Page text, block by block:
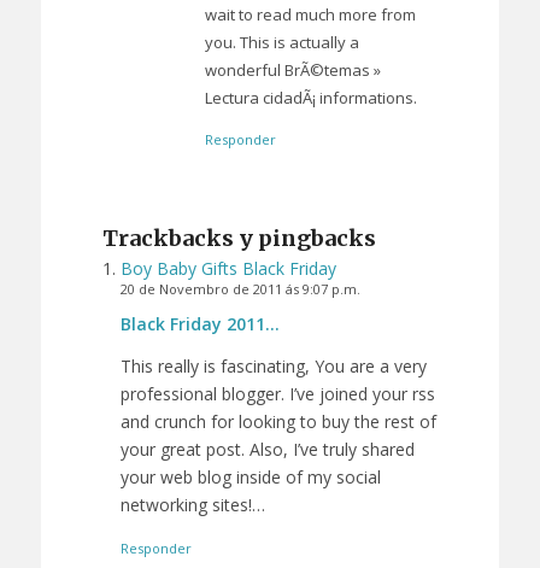
wait to read much more from
you. This is actually a
wonderful BrÃ©temas »
Lectura cidadÃ¡ informations.
Responder
Trackbacks y pingbacks
Boy Baby Gifts Black Friday
20 de Novembro de 2011 ás 9:07 p.m.
Black Friday 2011…
This really is fascinating, You are a very
professional blogger. I’ve joined your rss
and crunch for looking to buy the rest of
your great post. Also, I’ve truly shared
your web blog inside of my social
networking sites!…
Responder